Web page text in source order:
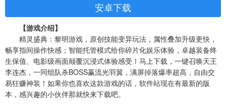
安卓下载
【游戏介绍】
精灵盛典：黎明游戏，原创技能变异玩法，属性叠加升级更快，
畅享指间操作快感；智能托管模式给你碎片化娱乐体验，卓越装备终
生保值、电影级画面颠覆沉浸式体验感受！马上下载，一键召唤天王
李连杰，一同组队杀BOSS赢流光羽翼，满屏掉落爆率超高，自由交
易狂赚神装！如果你也喜欢这款游戏的话，软件站现在有最新的版
本，感兴趣的小伙伴那就快来下载吧。